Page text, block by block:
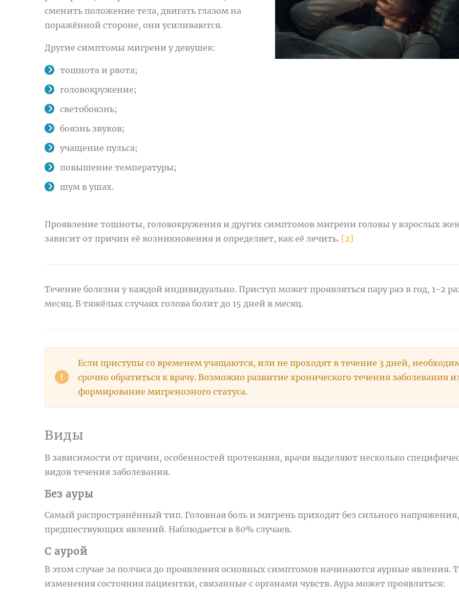
сменить положение тела, двигать глазом на
поражённой стороне, они усиливаются.
Другие симптомы мигрени у девушек:
тошнота и рвота;
головокружение;
светобоязнь;
боязнь звуков;
учащение пульса;
повышение температуры;
шум в ушах.
Проявление тошноты, головокружения и других симптомов мигрени головы у взрослых
зависит от причин её возникновения и определяет, как её лечить. [2]
Течение болезни у каждой индивидуально. Приступ может проявляться пару раз в год, 1-2
месяц. В тяжёлых случаях голова болит до 15 дней в месяц.
Если приступы со временем учащаются, или не проходят в течение 3 дней,
срочно обратиться к врачу. Возможно развитие хронического течения заболевания
формирование мигренозного статуса.
Виды
В зависимости от причин, особенностей протекания, врачи выделяют несколько
видов течения заболевания.
Без ауры
Самый распространённый тип. Головная боль и мигрень приходят без сильного напряжения,
предшествующих явлений. Наблюдается в 80% случаев.
С аурой
В этом случае за полчаса до проявления основных симптомов начинаются аурные явления.
изменения состояния пациентки, связанные с органами чувств. Аура может проявляться: